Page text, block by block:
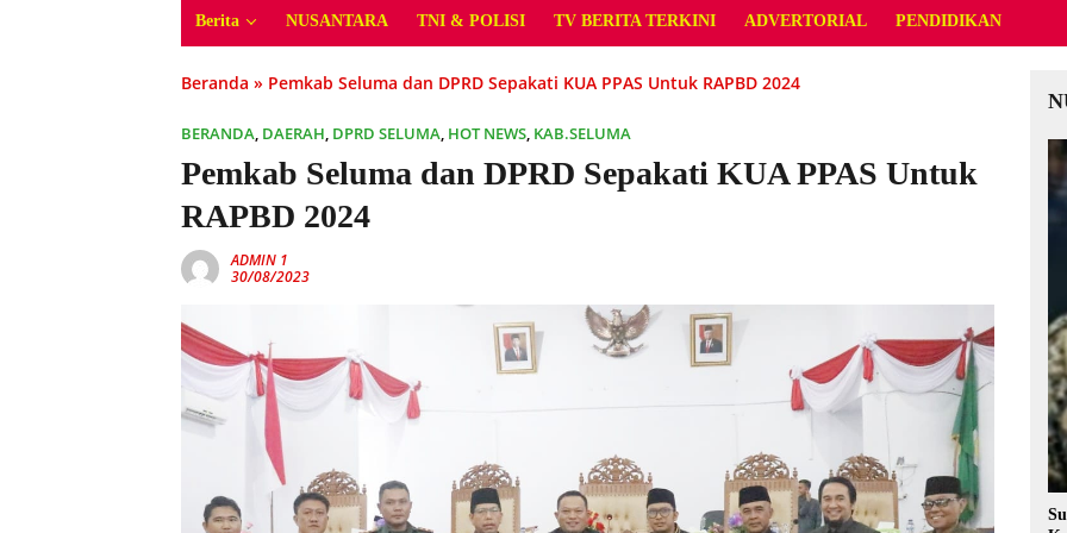
Berita NUSANTARA TNI & POLISI TV BERITA TERKINI ADVERTORIAL PENDIDIKAN
Beranda » Pemkab Seluma dan DPRD Sepakati KUA PPAS Untuk RAPBD 2024
BERANDA, DAERAH, DPRD SELUMA, HOT NEWS, KAB.SELUMA
Pemkab Seluma dan DPRD Sepakati KUA PPAS Untuk
RAPBD 2024
ADMIN 1
30/08/2023